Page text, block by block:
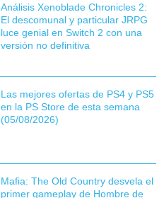
Análisis Xenoblade Chronicles 2:
El descomunal y particular JRPG
luce genial en Switch 2 con una
versión no definitiva
Las mejores ofertas de PS4 y PS5
en la PS Store de esta semana
(05/08/2026)
Mafia: The Old Country desvela el
primer gameplay de Hombre de